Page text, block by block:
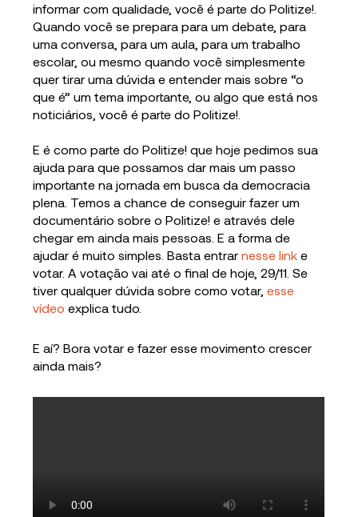
informar com qualidade, você é parte do Politize!.
Quando você se prepara para um debate, para
uma conversa, para um aula, para um trabalho
escolar, ou mesmo quando você simplesmente
quer tirar uma dúvida e entender mais sobre “o
que é” um tema importante, ou algo que está nos
noticiários, você é parte do Politize!.
E é como parte do Politize! que hoje pedimos sua
ajuda para que possamos dar mais um passo
importante na jornada em busca da democracia
plena. Temos a chance de conseguir fazer um
documentário sobre o Politize! e através dele
chegar em ainda mais pessoas. E a forma de
ajudar é muito simples. Basta entrarnesse link e
votar. A votação vai até o final de hoje, 29/11. Se
tiver qualquer dúvida sobre como votar,esse
vídeo explica tudo.
E aí? Bora votar e fazer esse movimento crescer
ainda mais?